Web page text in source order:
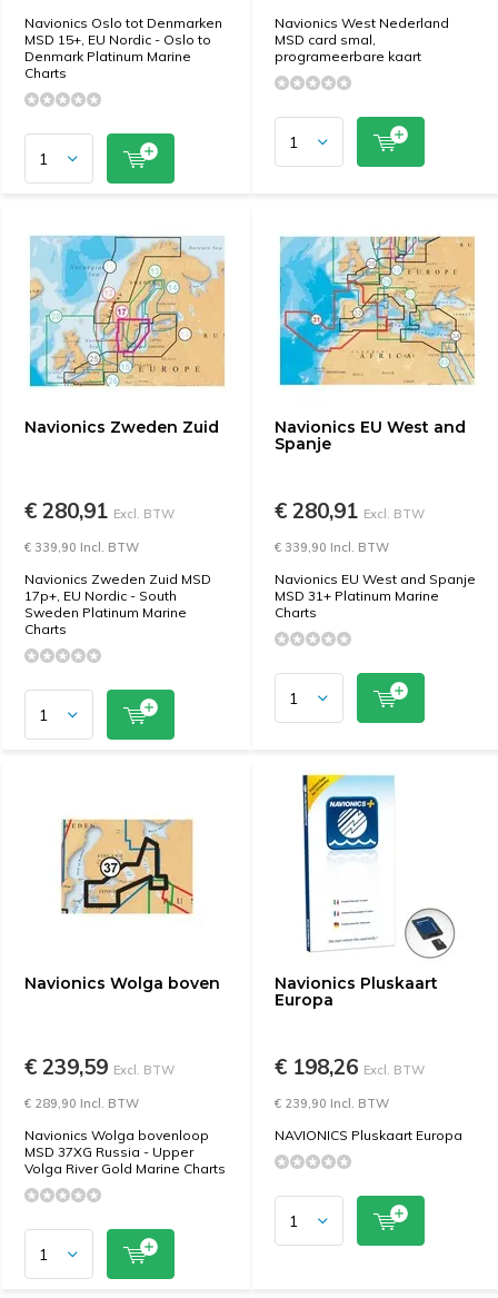
Navionics Oslo tot Denmarken
MSD 15+, EU Nordic - Oslo to
Denmark Platinum Marine
Charts
Navionics West Nederland
MSD card smal,
programeerbare kaart
Navionics Zweden Zuid
€ 280,91 Excl. BTW
€ 339,90 Incl. BTW
Navionics Zweden Zuid MSD
17p+, EU Nordic - South
Sweden Platinum Marine
Charts
Navionics EU West and
Spanje
€ 280,91 Excl. BTW
€ 339,90 Incl. BTW
Navionics EU West and Spanje
MSD 31+ Platinum Marine
Charts
Navionics Wolga boven
€ 239,59 Excl. BTW
€ 289,90 Incl. BTW
Navionics Wolga bovenloop
MSD 37XG Russia - Upper
Volga River Gold Marine Charts
Navionics Pluskaart
Europa
€ 198,26 Excl. BTW
€ 239,90 Incl. BTW
NAVIONICS Pluskaart Europa